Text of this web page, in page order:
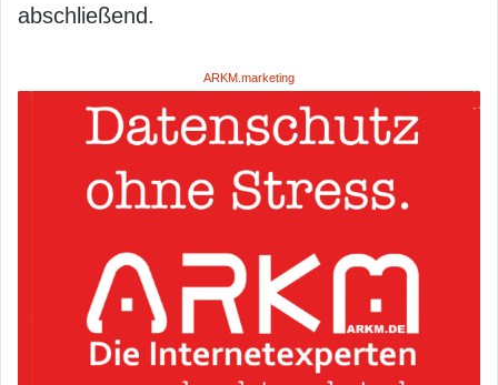
abschließend.
ARKM.marketing